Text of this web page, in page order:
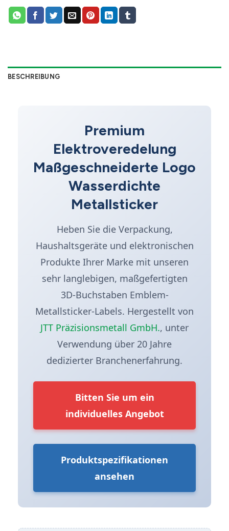
BESCHREIBUNG
Premium
Elektroveredelung
Maßgeschneiderte Logo
Wasserdichte
Metallsticker
Heben Sie die Verpackung,
Haushaltsgeräte und elektronischen
Produkte Ihrer Marke mit unseren
sehr langlebigen, maßgefertigten
3D-Buchstaben Emblem-
Metallsticker-Labels. Hergestellt von
JTT Präzisionsmetall GmbH., unter
Verwendung über 20 Jahre
dedizierter Branchenerfahrung.
Bitten Sie um ein
individuelles Angebot
Produktspezifikationen
ansehen